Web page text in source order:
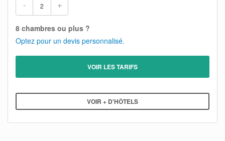
- +
8 chambres ou plus ?
Optez pour un devis personnalisé.
VOIR LES TARIFS
VOIR + D'HÔTELS